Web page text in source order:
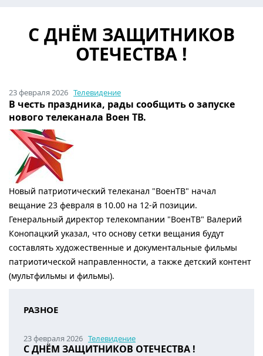
С ДНЁМ ЗАЩИТНИКОВ
ОТЕЧЕСТВА !
23 февраля 2026 Телевидение
В честь праздника, рады сообщить о запуске
нового телеканала Воен ТВ.
Новый патриотический телеканал "ВоенТВ" начал
вещание 23 февраля в 10.00 на 12-й позиции.
Генеральный директор телекомпании "ВоенТВ" Валерий
Конопацкий указал, что основу сетки вещания будут
составлять художественные и документальные фильмы
патриотической направленности, а также детский контент
(мультфильмы и фильмы).
РАЗНОЕ
23 февраля 2026 Телевидение
С ДНЁМ ЗАЩИТНИКОВ ОТЕЧЕСТВА !